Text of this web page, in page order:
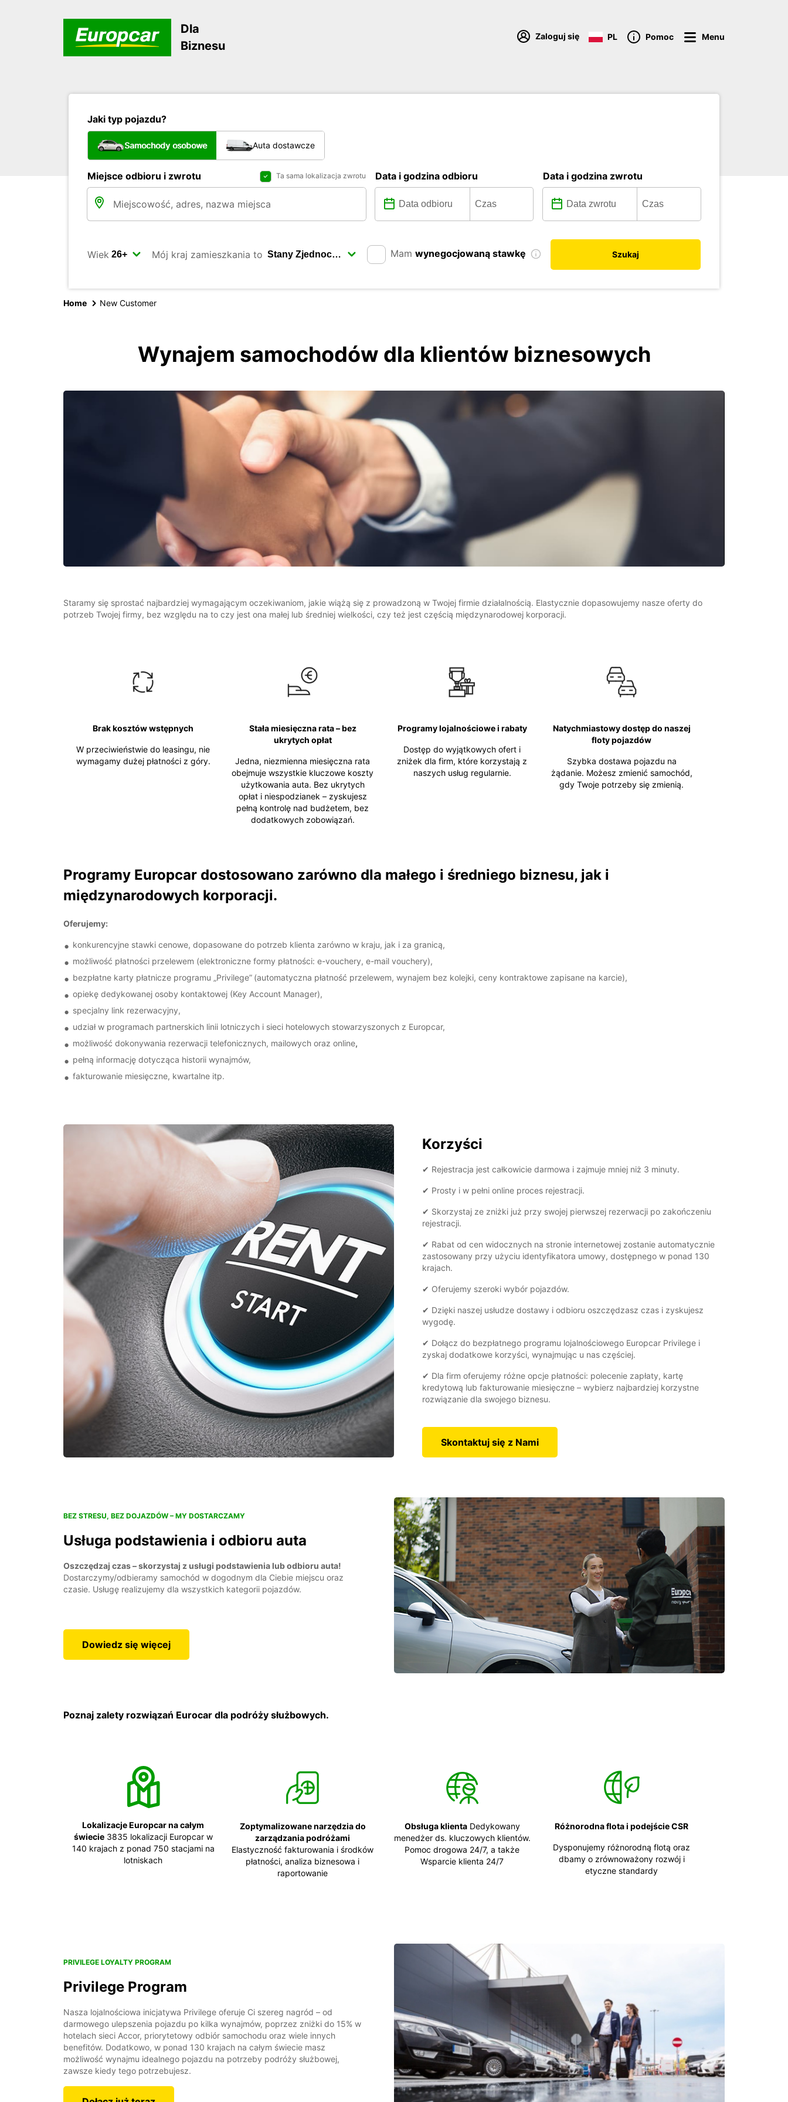
Dla
Biznesu
Zaloguj się PL Pomoc Menu
Jaki typ pojazdu?
Samochody osobowe Auta dostawcze
Miejsce odbioru i zwrotu Ta sama lokalizacja zwrotu Data i godzina odbioru Data i godzina zwrotu
Wiek Mój kraj zamieszkania to Mam wynegocjowaną stawkę Szukaj
Home New Customer
Wynajem samochodów dla klientów biznesowych
Staramy się sprostać najbardziej wymagającym oczekiwaniom, jakie wiążą się z prowadzoną w Twojej firmie działalnością. Elastycznie dopasowujemy nasze oferty do
potrzeb Twojej firmy, bez względu na to czy jest ona małej lub średniej wielkości, czy też jest częścią międzynarodowej korporacji.
Brak kosztów wstępnych
W przeciwieństwie do leasingu, nie
wymagamy dużej płatności z góry.
Stała miesięczna rata – bez
ukrytych opłat
Jedna, niezmienna miesięczna rata
obejmuje wszystkie kluczowe koszty
użytkowania auta. Bez ukrytych
opłat i niespodzianek – zyskujesz
pełną kontrolę nad budżetem, bez
dodatkowych zobowiązań.
Programy lojalnościowe i rabaty
Dostęp do wyjątkowych ofert i
zniżek dla firm, które korzystają z
naszych usług regularnie.
Natychmiastowy dostęp do naszej
floty pojazdów
Szybka dostawa pojazdu na
żądanie. Możesz zmienić samochód,
gdy Twoje potrzeby się zmienią.
Programy Europcar dostosowano zarówno dla małego i średniego biznesu, jak i
międzynarodowych korporacji.
Oferujemy:
konkurencyjne stawki cenowe, dopasowane do potrzeb klienta zarówno w kraju, jak i za granicą,
możliwość płatności przelewem (elektroniczne formy płatności: e-vouchery, e-mail vouchery),
bezpłatne karty płatnicze programu „Privilege” (automatyczna płatność przelewem, wynajem bez kolejki, ceny kontraktowe zapisane na karcie),
opiekę dedykowanej osoby kontaktowej (Key Account Manager),
specjalny link rezerwacyjny,
udział w programach partnerskich linii lotniczych i sieci hotelowych stowarzyszonych z Europcar,
możliwość dokonywania rezerwacji telefonicznych, mailowych oraz online,
pełną informację dotycząca historii wynajmów,
fakturowanie miesięczne, kwartalne itp.
Korzyści
✔ Rejestracja jest całkowicie darmowa i zajmuje mniej niż 3 minuty.
✔ Prosty i w pełni online proces rejestracji.
✔ Skorzystaj ze zniżki już przy swojej pierwszej rezerwacji po zakończeniu
rejestracji.
✔ Rabat od cen widocznych na stronie internetowej zostanie automatycznie
zastosowany przy użyciu identyfikatora umowy, dostępnego w ponad 130
krajach.
✔ Oferujemy szeroki wybór pojazdów.
✔ Dzięki naszej usłudze dostawy i odbioru oszczędzasz czas i zyskujesz
wygodę.
✔ Dołącz do bezpłatnego programu lojalnościowego Europcar Privilege i
zyskaj dodatkowe korzyści, wynajmując u nas częściej.
✔ Dla firm oferujemy różne opcje płatności: polecenie zapłaty, kartę
kredytową lub fakturowanie miesięczne – wybierz najbardziej korzystne
rozwiązanie dla swojego biznesu.
Skontaktuj się z Nami
BEZ STRESU, BEZ DOJAZDÓW – MY DOSTARCZAMY
Usługa podstawienia i odbioru auta
Oszczędzaj czas – skorzystaj z usługi podstawienia lub odbioru auta!
Dostarczymy/odbieramy samochód w dogodnym dla Ciebie miejscu oraz
czasie. Usługę realizujemy dla wszystkich kategorii pojazdów.
Dowiedz się więcej
Poznaj zalety rozwiązań Eurocar dla podróży służbowych.
Lokalizacje Europcar na całym
świecie3835 lokalizacji Europcar w
140 krajach z ponad 750 stacjami na
lotniskach
Zoptymalizowane narzędzia do
zarządzania podróżami
Elastyczność fakturowania i środków
płatności, analiza biznesowa i
raportowanie
Obsługa klientaDedykowany
menedżer ds. kluczowych klientów.
Pomoc drogowa 24/7, a także
Wsparcie klienta 24/7
Różnorodna flota i podejście CSR
Dysponujemy różnorodną flotą oraz
dbamy o zrównoważony rozwój i
etyczne standardy
PRIVILEGE LOYALTY PROGRAM
Privilege Program
Nasza lojalnościowa inicjatywa Privilege oferuje Ci szereg nagród – od
darmowego ulepszenia pojazdu po kilka wynajmów, poprzez zniżki do 15% w
hotelach sieci Accor, priorytetowy odbiór samochodu oraz wiele innych
benefitów. Dodatkowo, w ponad 130 krajach na całym świecie masz
możliwość wynajmu idealnego pojazdu na potrzeby podróży służbowej,
zawsze kiedy tego potrzebujesz.